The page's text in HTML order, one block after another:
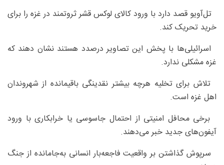
تل‌آویو قصد دارد با ورود کالای لوکس قشر ثروتمند در غزه را برای
خرید تحریک کند.
اسرائیلی‌ها با پخش این تصاویر درصدد هستند نشان دهند که
غزه مشکلی ندارد.
تلاش برای تخلیه هرچه بیشتر نقدینگی باقیمانده از شهروندان
اهل غزه است.
برخی محافل امنیتی از احتمال جاسوسی یا خرابکاری با ورود
آیفون‌های جدید خبر می‌دهند.
سرپوش گذاشتن بر واقعیت فاجعه‌بار انسانی به‌جامانده از جنگ